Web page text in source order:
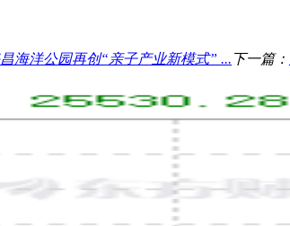
海洋公园再创“亲子产业新模式” ... 下一篇：